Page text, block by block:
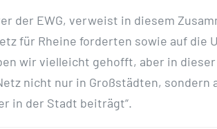
der EWG, verweist in diesem
für Rheine forderten sowie auf die
wir vielleicht gehofft, aber in
nicht nur in Großstädten,
in der Stadt beiträgt“.